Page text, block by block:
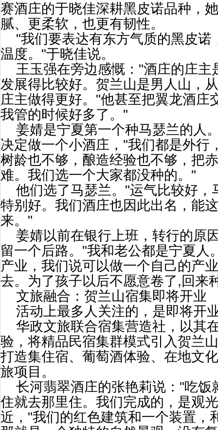
赛酒庄的于晓佳深耕黑皮诺品种，
腻、更柔软，也更有韧性。
"我们要表达有东方气质的黑皮诺
温度。"于晓佳说。
王玉强在旁边感慨："酒庄的庄主
发展得比较好。贺兰山是男人山，
庄主做得更好。"他甚至把翼龙酒庄
我管的时候好多了。"
姜婧是宁夏第一个种马瑟兰的人
决定做一个小酒庄，"我们都是外行
树龄也不够，酿造经验也不够，把
难。我们选一个大家都没种的。"
他们选了马瑟兰。"运气比较好，
特别好。我们酒庄也因此出名，能
来。"
姜婧以前在银行上班，转行的
留一个后路。"我和老公都是宁夏人
产业，我们说可以做一个自己的产
去。为了孩子以后不愿意卷了,回来
文旅融合：贺兰山宿集即将开业
活动上最多人关注的，是即将开
华政文旅联合宿集营造社，以其
验，将精品民宿集群模式引入贺兰
打造集住宿、葡萄酒体验、在地文
旅项目。
长河翡翠酒庄的张艳莉说："吃饭
住就去那里住。我们完成的，是观
近，"我们的红色建筑和一个装置，